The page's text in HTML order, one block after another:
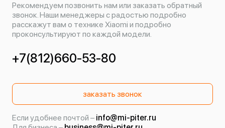
Рекомендуем позвонить нам или заказать обратный
звонок. Наши менеджеры с радостью подробно
расскажут вам о технике Xiaomi и подробно
проконсультируют по каждой модели.
+7(812)660-53-80
заказать звонок
Если удобнее почтой – info@mi-piter.ru